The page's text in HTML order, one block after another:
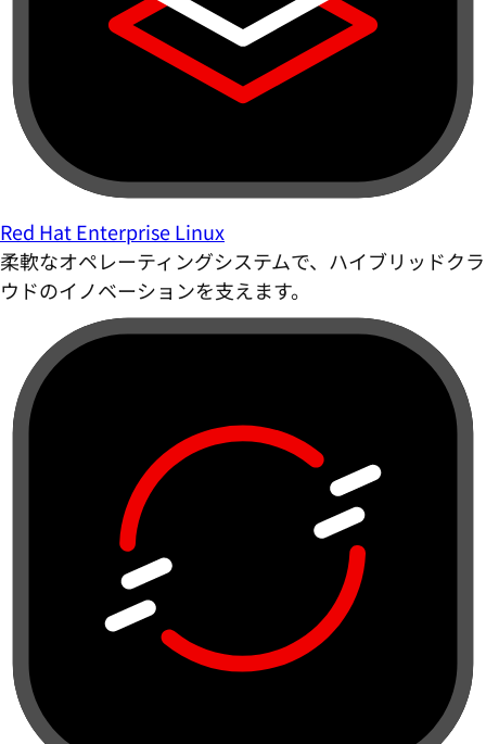
Red Hat Enterprise Linux
柔軟なオペレーティングシステムで、ハイブリッドクラ
ウドのイノベーションを支えます。